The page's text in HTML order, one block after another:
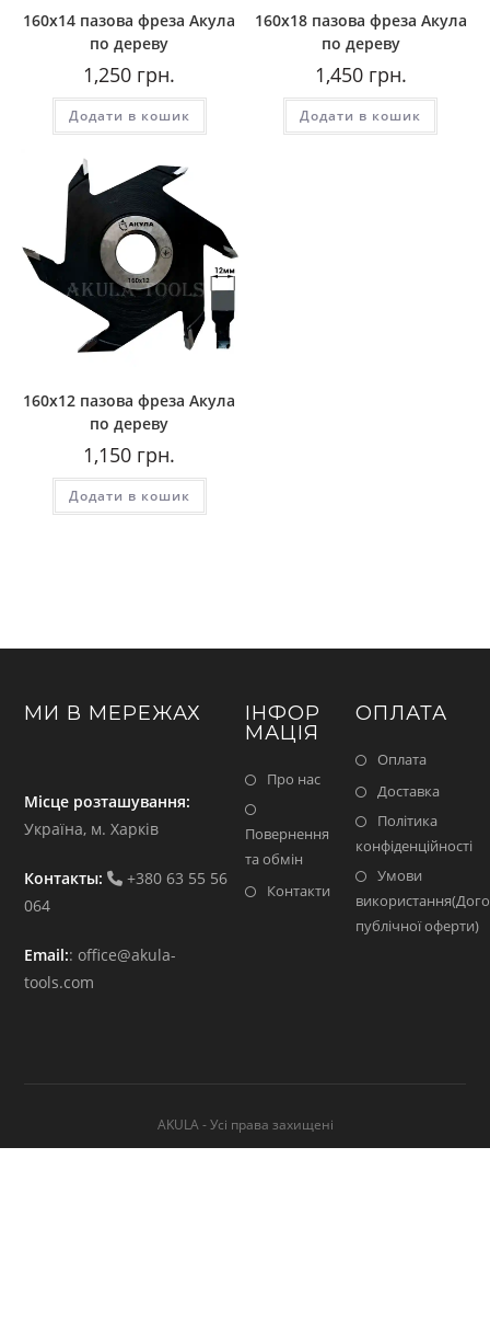
160х14 пазова фреза Акула
по дереву
1,250 грн.
Додати в кошик
160х18 пазова фреза Акула
по дереву
1,450грн.
Додати в кошик
160х12 пазова фреза Акула
по дереву
1,150 грн.
Додати в кошик
МИ В МЕРЕЖАХ
Місце розташування:
Україна, м. Харків
Контакты:
+380 63 55 56
064
Email::office@akula-
tools.com
ІНФОР
МАЦІЯ
Про нас
Повернення
та обмін
Контакти
ОПЛАТА
Оплата
Доставка
Політика
конфіденційності
Умови
публічної оферти)
AKULA - Усі права захищені